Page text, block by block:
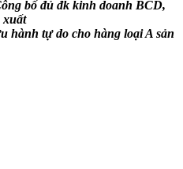
bố đủ đk kinh doanh BCD,
xuất
hành tự do cho hàng loại A sản